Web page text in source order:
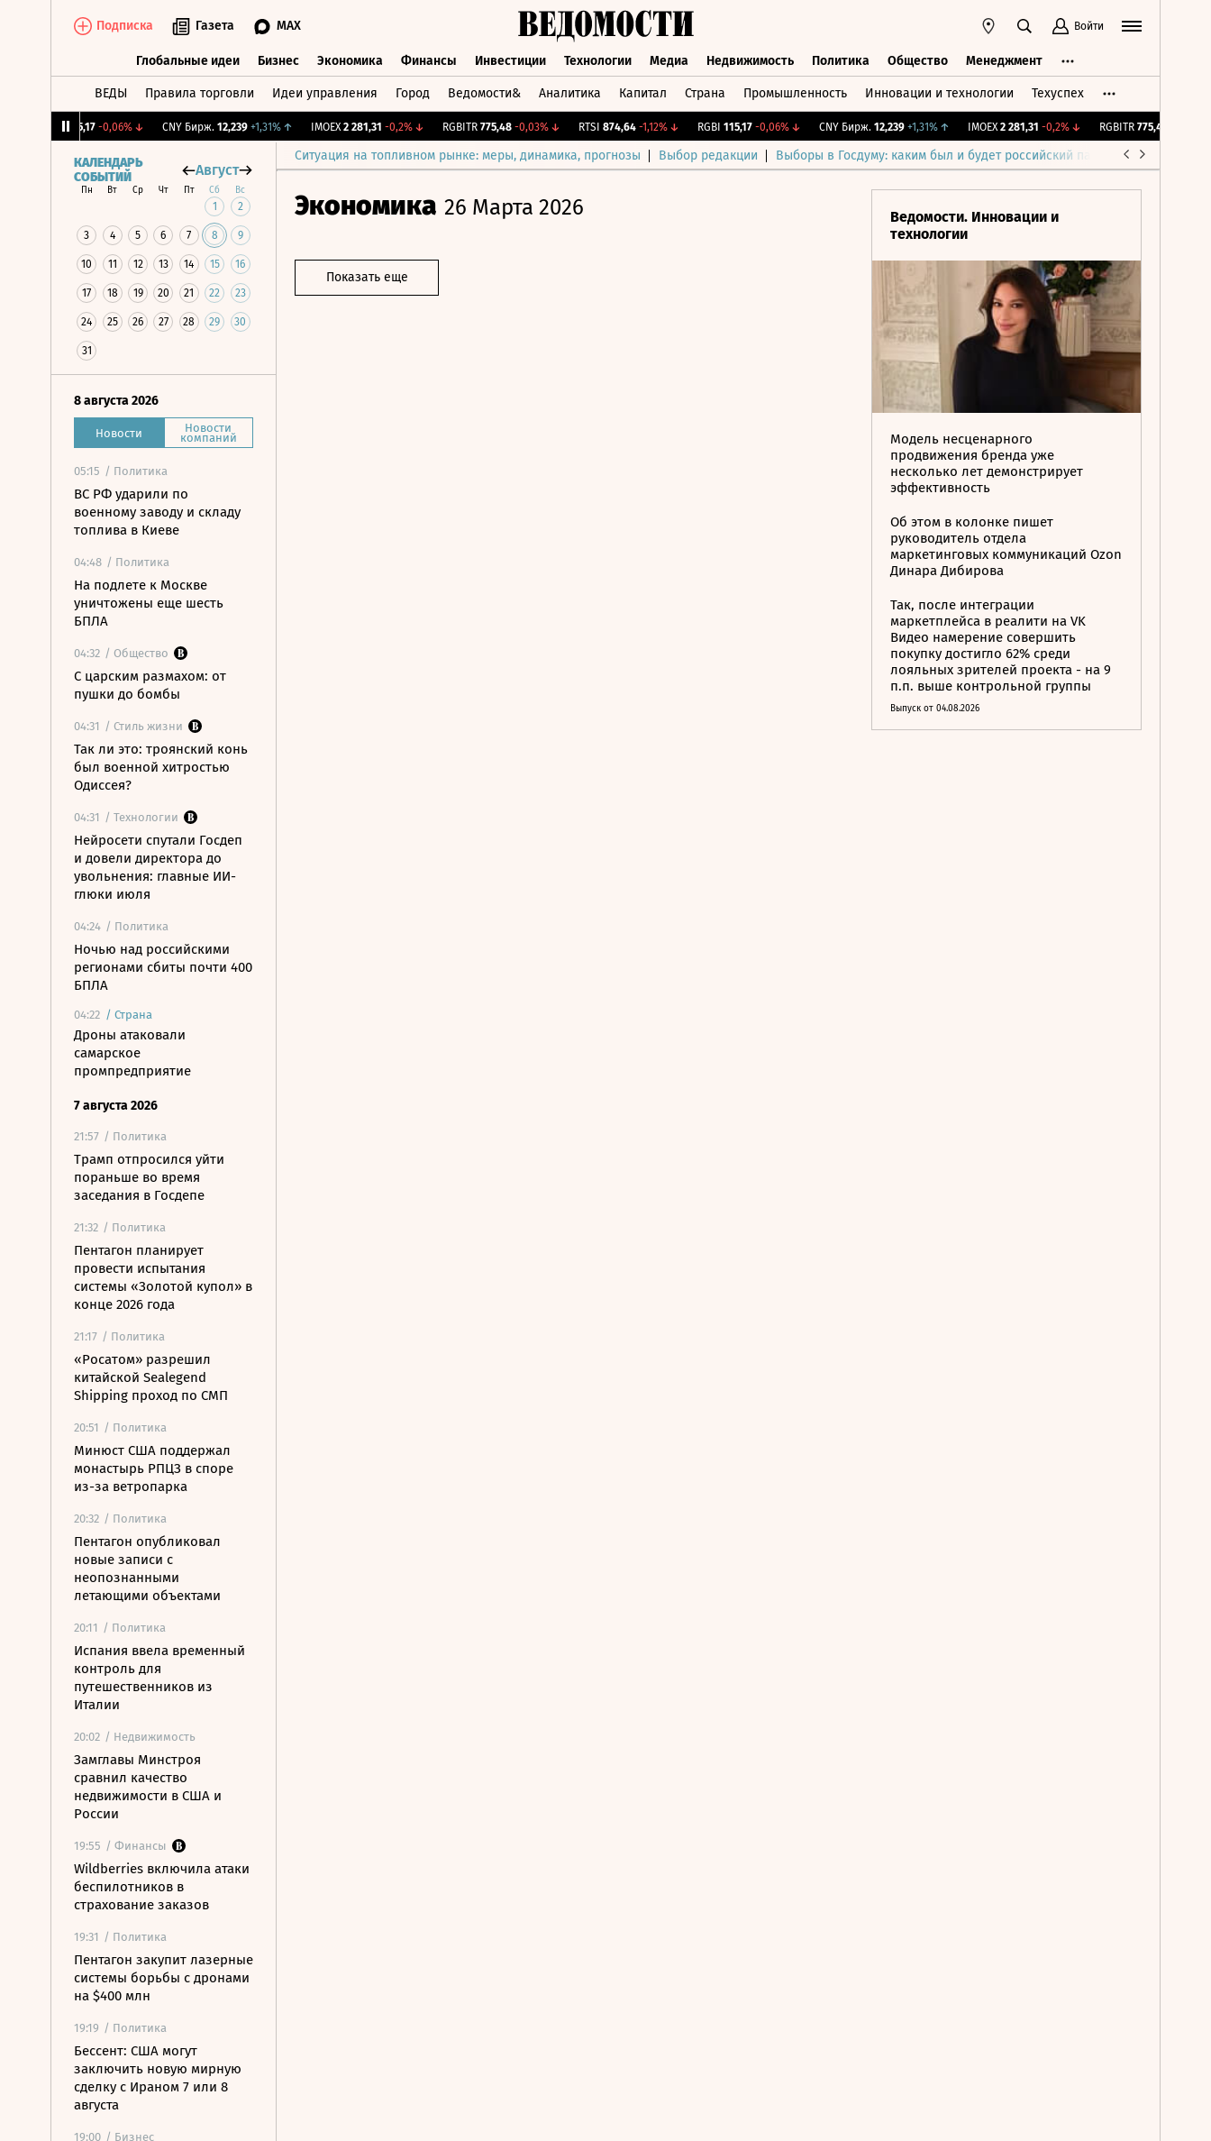
Подписка Газета MAX Войти
Глобальные идеи Бизнес Экономика Финансы Инвестиции Технологии Медиа Недвижимость Политика Общество Менеджмент
ВЕДЫ Правила торговли Идеи управления Город Ведомости& Аналитика Капитал Страна Промышленность Инновации и технологии Техуспех
-0,06%↓ CNY Бирж. 12,239 +1,31%↑ IMOEX 2 281,31 -0,2%↓ RGBITR 775,48 -0,03%↓ RTSI 874,64 -1,12%↓ RGBI 115,17 -0,06%↓ CNY Бирж. 12,239 +1,31%↑ IMOEX 2 281,31 -0,2%↓ RGBITR 775,48 -0,03%
Ситуация на топливном рынке: меры, динамика, прогнозы Выбор редакции Выборы в Госдуму: каким был и будет российский парламент
КАЛЕНДАРЬ
СОБЫТИЙ
Август
Пн Вт Ср Чт Пт Сб Вс
1 2
3 4 5 6 7 8 9
10 11 12 13 14 15 16
17 18 19 20 21 22 23
24 25 26 27 28 29 30
31
8 августа 2026
Новости Новости
компаний
05:15 / Политика
ВС РФ ударили по
военному заводу и складу
топлива в Киеве
04:48 / Политика
На подлете к Москве
уничтожены еще шесть
БПЛА
04:32 / Общество
С царским размахом: от
пушки до бомбы
04:31 / Стиль жизни
Так ли это: троянский конь
был военной хитростью
Одиссея?
04:31 / Технологии
Нейросети спутали Госдеп
и довели директора до
увольнения: главные ИИ-
глюки июля
04:24 / Политика
Ночью над российскими
регионами сбиты почти 400
БПЛА
04:22 / Страна
Дроны атаковали
самарское
промпредприятие
7 августа 2026
21:57 / Политика
Трамп отпросился уйти
пораньше во время
заседания в Госдепе
21:32 / Политика
Пентагон планирует
провести испытания
системы «Золотой купол» в
конце 2026 года
21:17 / Политика
«Росатом» разрешил
китайской Sealegend
Shipping проход по СМП
20:51 / Политика
Минюст США поддержал
монастырь РПЦЗ в споре
из-за ветропарка
20:32 / Политика
Пентагон опубликовал
новые записи с
неопознанными
летающими объектами
20:11 / Политика
Испания ввела временный
контроль для
путешественников из
Италии
20:02 / Недвижимость
Замглавы Минстроя
сравнил качество
недвижимости в США и
России
19:55 / Финансы
Wildberries включила атаки
беспилотников в
страхование заказов
19:31 / Политика
Пентагон закупит лазерные
системы борьбы с дронами
на $400 млн
19:19 / Политика
Бессент: США могут
заключить новую мирную
сделку с Ираном 7 или 8
августа
19:00 / Бизнес
Экономика 26 Марта 2026
Показать еще
Ведомости. Инновации и
технологии
Модель несценарного
продвижения бренда уже
несколько лет демонстрирует
эффективность
Об этом в колонке пишет
руководитель отдела
маркетинговых коммуникаций Ozon
Динара Дибирова
Так, после интеграции
маркетплейса в реалити на VK
Видео намерение совершить
покупку достигло 62% среди
лояльных зрителей проекта - на 9
п.п. выше контрольной группы
Выпуск от 04.08.2026